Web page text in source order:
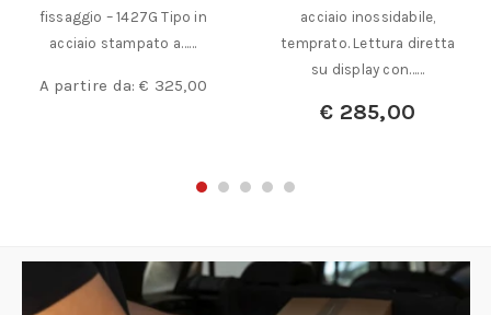
fissaggio – 1427G Tipo in
acciaio stampato a……
A partire da:€ 325,00
acciaio inossidabile,
temprato. Lettura diretta
su display con……
€ 285,00